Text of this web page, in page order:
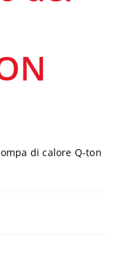
di calore Q-ton